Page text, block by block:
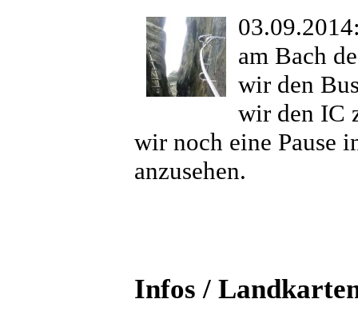
am Bach
wir den
wir den IC
wir noch eine Pause
anzusehen.
Infos /